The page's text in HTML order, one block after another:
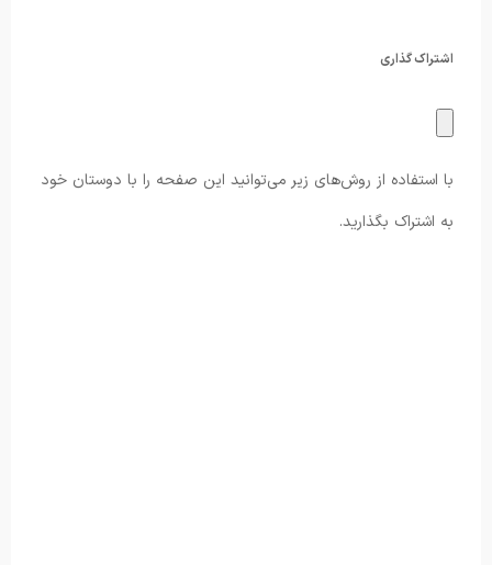
اشتراک گذاری
با استفاده از روش‌های زیر می‌توانید این صفحه را با دوستان خود
به اشتراک بگذارید.